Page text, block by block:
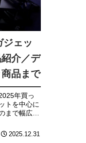
ジェッ
介／デ
品まで
年買っ
トを中心に
まで幅広く
2025.12.31